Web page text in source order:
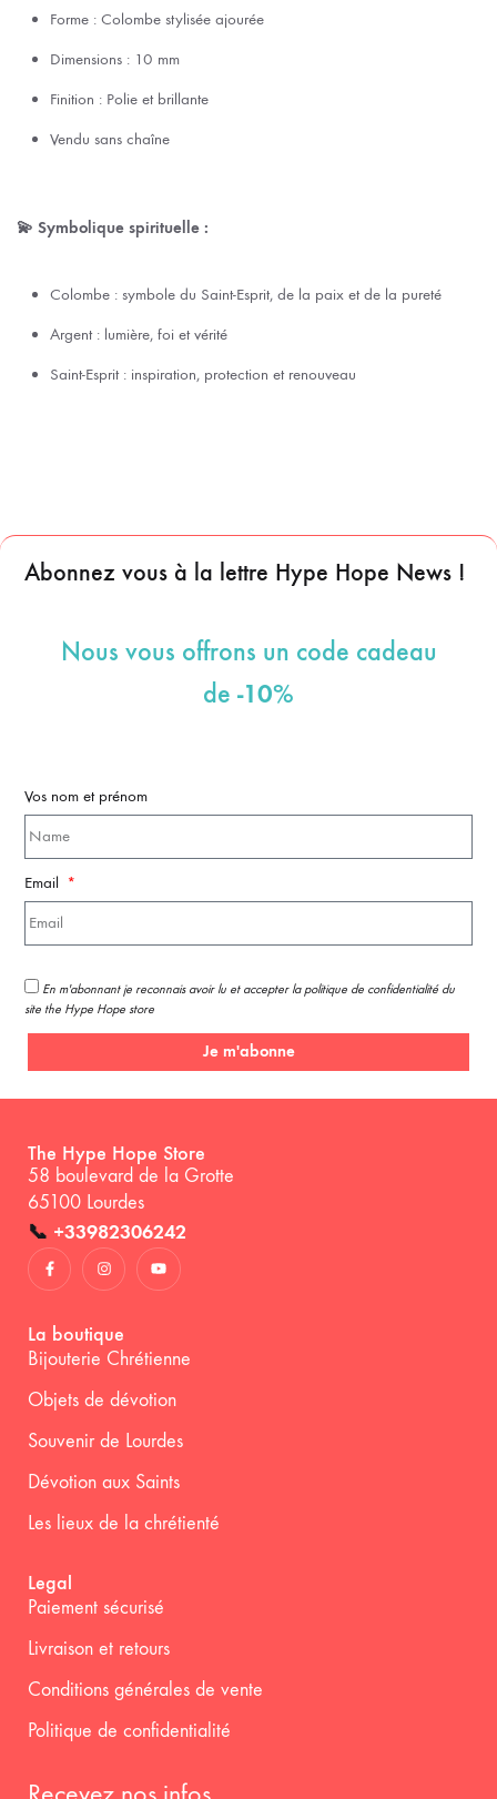
Forme : Colombe stylisée ajourée
Dimensions : 10 mm
Finition : Polie et brillante
Vendu sans chaîne
💫 Symbolique spirituelle :
Colombe : symbole du Saint-Esprit, de la paix et de la pureté
Argent : lumière, foi et vérité
Saint-Esprit : inspiration, protection et renouveau
Abonnez vous à la lettre Hype Hope News !
Nous vous offrons un code cadeau
de -10%
Vos nom et prénom
Email
En m'abonnant je reconnais avoir lu et accepter la politique de confidentialité du
site the Hype Hope store
Je m'abonne
The Hype Hope Store
58 boulevard de la Grotte
65100 Lourdes
📞 +33982306242
La boutique
Bijouterie Chrétienne
Objets de dévotion
Souvenir de Lourdes
Dévotion aux Saints
Les lieux de la chrétienté
Legal
Paiement sécurisé
Livraison et retours
Conditions générales de vente
Politique de confidentialité